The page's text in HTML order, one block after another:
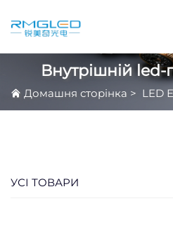
Внутрішній
Домашня сторінка > LED
УСІ ТОВАРИ